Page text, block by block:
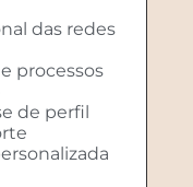
das redes
processos
de perfil